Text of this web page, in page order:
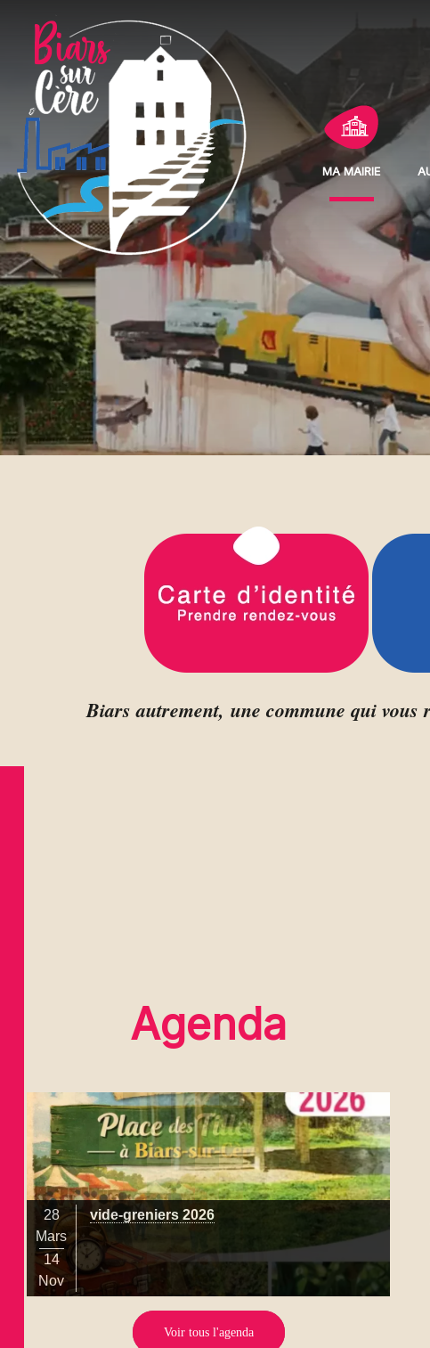
Ma Mairie
Biars autrement, une commune
Agenda
28
Mars
14
Nov
vide-greniers 2026
Voir tous l'agenda